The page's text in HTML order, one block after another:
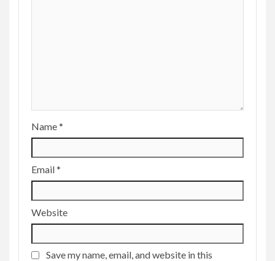
Name*
Email*
Website
Save my name, email, and website in this